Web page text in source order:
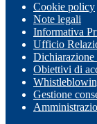
Cookie policy
Note legali
Informativa
Ufficio
Dichiarazione
Obiettivi di
Gestione